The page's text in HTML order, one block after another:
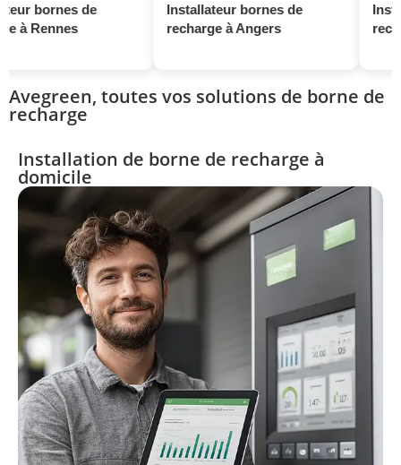
de
Installateur bornes de
recharge à Angers
Installateur
recharge à
Avegreen, toutes vos solutions de borne de
recharge
Installation de borne de recharge à
domicile